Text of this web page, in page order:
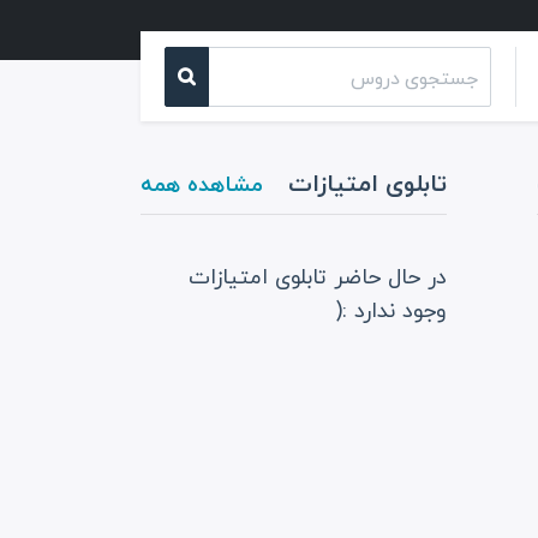
مشاهده همه تابلوی امتیازات
در حال حاضر تابلوی امتیازات
وجود ندارد :(